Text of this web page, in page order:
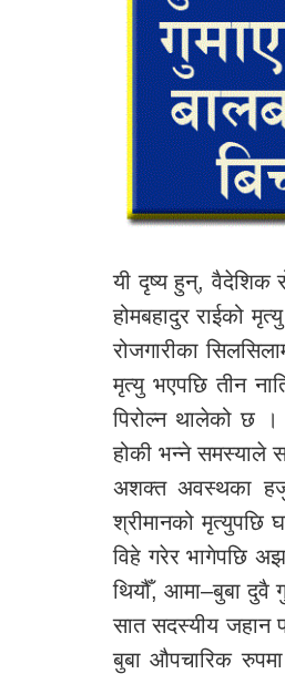
यी दृष्य हुन्, वैदेशिक
होमबहादुर राईको
रोजगारीका
मृत्यु भएपछि तीन
पिरोल्न थालेको छ ।
होकी भन्ने समस्याले
अशक्त अवस्थका
श्रीमानको मृत्युपछि
विहे गरेर भागेपछि
थियौँ, आमा–बुबा दुवै
सात सदस्यीय जहान
बुबा औपचारिक